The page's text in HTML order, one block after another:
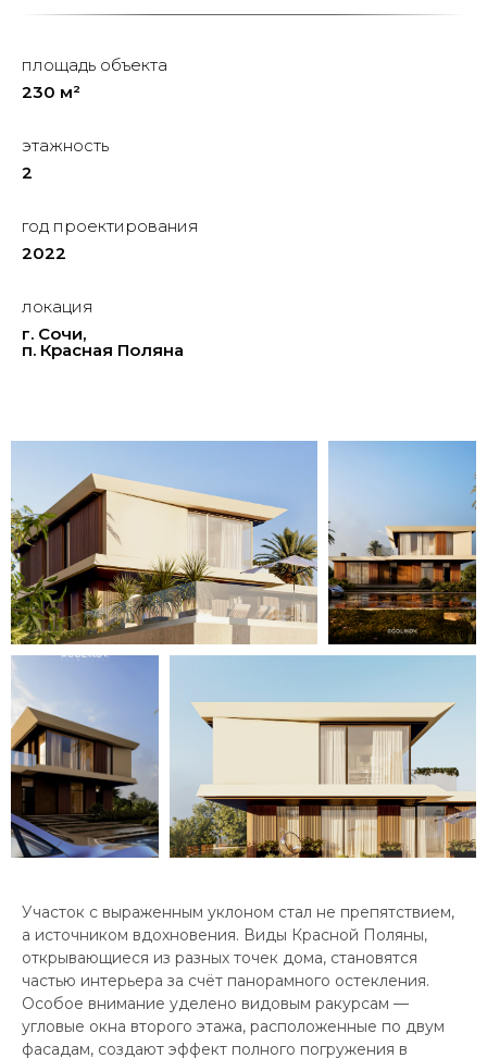
площадь объекта
230 м²
этажность
2
год проектирования
2022
локация
г. Сочи,
п. Красная Поляна
Участок с выраженным уклоном стал не препятствием,
а источником вдохновения. Виды Красной Поляны,
открывающиеся из разных точек дома, становятся
частью интерьера за счёт панорамного остекления.
Особое внимание уделено видовым ракурсам —
угловые окна второго этажа, расположенные по двум
фасадам, создают эффект полного погружения в